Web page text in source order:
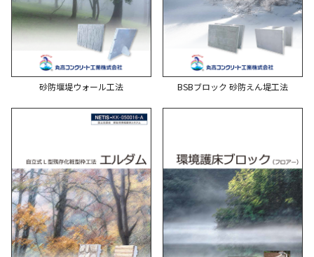
砂防堰堤ウォール工法 BSBブロック 砂防えん堤工法